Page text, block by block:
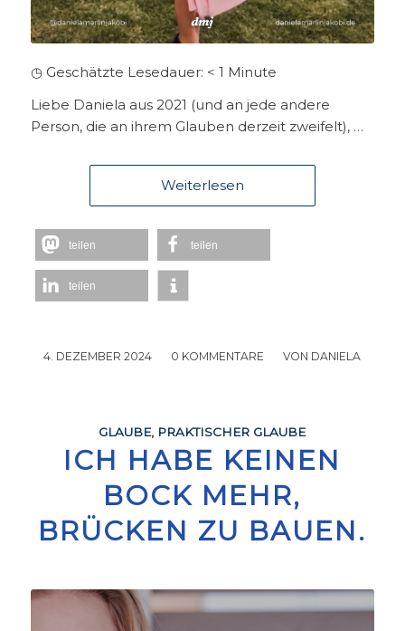
◷ Geschätzte Lesedauer: < 1 Minute
Liebe Daniela aus 2021 (und an jede andere
Person, die an ihrem Glauben derzeit zweifelt), …
Weiterlesen
teilen teilen
teilen
4. DEZEMBER 2024
/ 0 KOMMENTARE
/ VON DANIELA
GLAUBE, PRAKTISCHER GLAUBE
ICH HABE KEINEN
BOCK MEHR,
BRÜCKEN ZU BAUEN.